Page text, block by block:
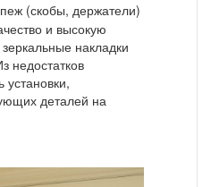
(скобы, держатели)
и высокую
накладки
недостатков
деталей на